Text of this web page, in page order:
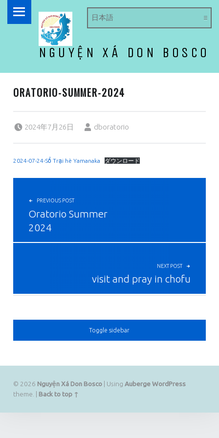
NGUYỆN XÁ DON BOSCO
ORATORIO-SUMMER-2024
2024年7月26日 dboratorio
2024-07-24-Sổ Trại hè Yamanaka ダウンロード
投稿ナビゲーション
PREVIOUS POST
Oratorio Summer
2024
NEXT POST
visit and pray in chofu
SIDEBAR
Toggle sidebar
© 2026 Nguyện Xá Don Bosco Using AubergeWordPress
theme.
Back to top ↑